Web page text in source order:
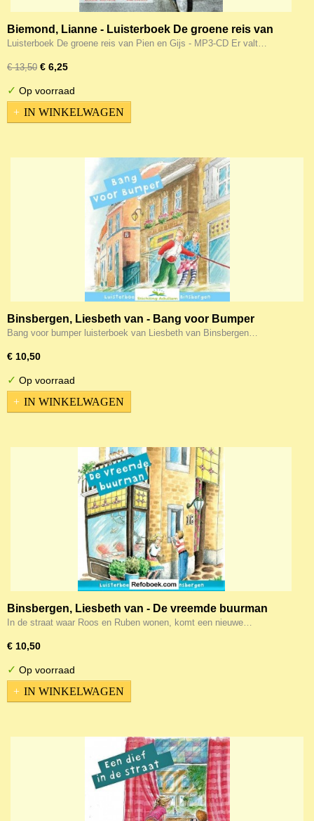
Biemond, Lianne - Luisterboek De groene reis van
Pien en Gijs
Luisterboek De groene reis van Pien en Gijs - MP3-CD Er valt…
€ 13,50 € 6,25
✓ Op voorraad
IN WINKELWAGEN
Binsbergen, Liesbeth van - Bang voor Bumper
(Luisterboek)
Bang voor bumper luisterboek van Liesbeth van Binsbergen…
€ 10,50
✓ Op voorraad
IN WINKELWAGEN
Binsbergen, Liesbeth van - De vreemde buurman
(luisterboek)
In de straat waar Roos en Ruben wonen, komt een nieuwe…
€ 10,50
✓ Op voorraad
IN WINKELWAGEN